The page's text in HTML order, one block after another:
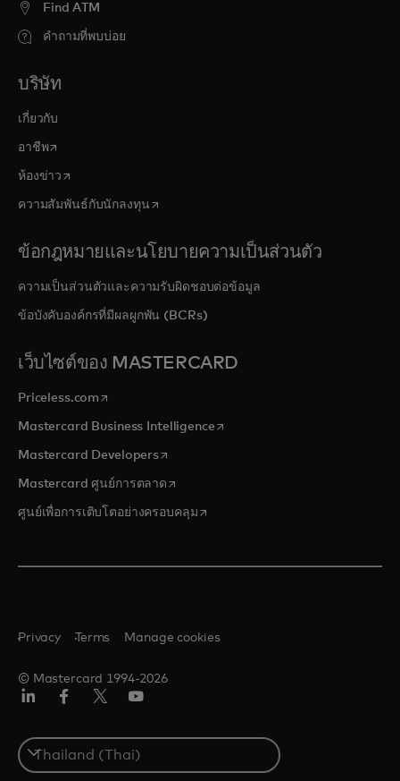
Find ATM
คำถามที่พบบ่อย
บริษัท
เกี่ยวกับ
อาชีพopens in a new tab
ห้องข่าว opens in a new tab
ความสัมพันธ์กับนักลงทุน opens in a new tab
ข้อกฎหมายและนโยบายความเป็นส่วนตัว
ความเป็นส่วนตัวและความรับผิดชอบต่อข้อมูล
ข้อบังคับองค์กรที่มีผลผูกพัน (BCRs)
เว็บไซต์ของ MASTERCARD
Priceless.com opens in a new tab
Mastercard Business Intelligenceopens in a new tab
Mastercard Developersopens in a new tab
Mastercard ศูนย์การตลาด opens in a new tab
ศูนย์เพื่อการเติบโตอย่างครอบคลุมopens in a new tab
© Mastercard 1994-2026
Privacy Terms Manage cookies
Select
a
country
เตอร์/
เอ็กซ์